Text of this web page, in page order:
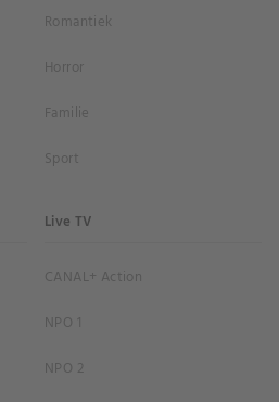
Romantiek
Horror
Familie
Sport
Live TV
CANAL+ Action
NPO 1
NPO 2